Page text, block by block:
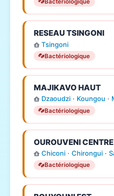
RESEAU TSINGONI
Tsingoni
Bactériologique
MAJIKAVO HAUT
Dzaoudzi· Koungou ·
Bactériologique
OUROUVENI
Chiconi· Chirongui·
Bactériologique